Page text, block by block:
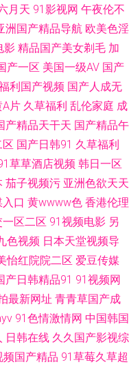
勒比 变态另类欧美 伊思大香
AV在线 超碰导航97 国偷传媒
网站在线播放 黑丝美女叼嘿
二区 91性交 久久在线青青草
站导航 人妻另类 午夜小福利
小视频 日韩精品社区 91直播
福利健美 亚洲色图4app 91网
亚洲色窝窝 91九色蝌蚪视频
码的 日本韩国成人 午夜AV剧
月天 91影视网 午夜伦不
洲国产精品导航 欧美色淫
影 精品国产美女剃毛 加
产一区 美国一级AV 国产
利国产视频 国产人成无
A片 久草福利 乱伦家庭 成
产精品天干天 国产精品午
区 国产日韩91 久草福利
草草酒店视频 韩日一区
茄子视频污 亚洲色欲天天
口 黄wwww色 香港伦理
区二区 91视频电影 另
色视频 日本天堂视频导
怡红院院二区 爱豆传媒
产日韩精品91 91视频网
最新网址 青青草国产成
91色情激情网 中国韩国
日韩在线 久久国产影视综
频国产精品 91草莓久草超